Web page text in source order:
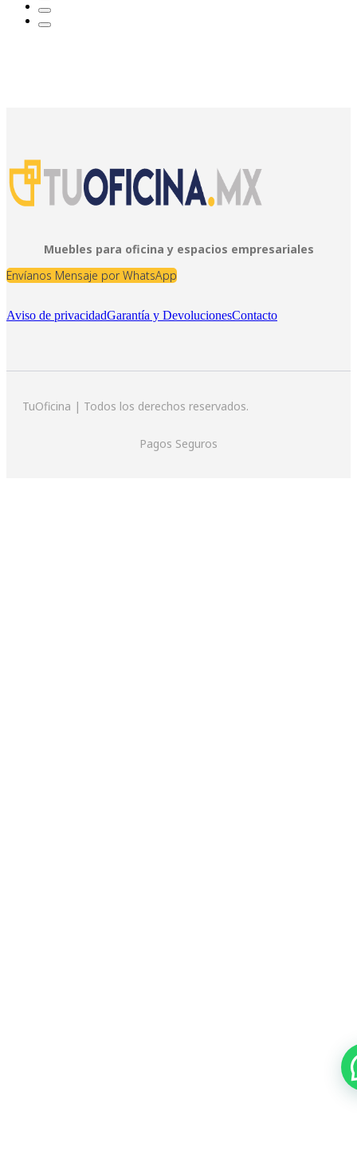
Muebles para oficina y espacios empresariales
Envíanos Mensaje por WhatsApp
Aviso de privacidadGarantía y DevolucionesContacto
TuOficina | Todos los derechos reservados.
Pagos Seguros